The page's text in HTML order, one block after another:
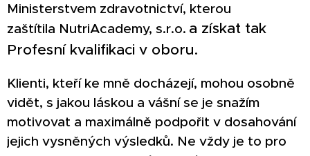
Ministerstvem zdravotnictví, kterou
zaštítila NutriAcademy, s.r.o. a získat tak
Profesní kvalifikaci v oboru.
Klienti, kteří ke mně docházejí, mohou osobně
vidět, s jakou láskou a vášní se je snažím
motivovat a maximálně podpořit v dosahování
jejich vysněných výsledků. Ne vždy je to pro